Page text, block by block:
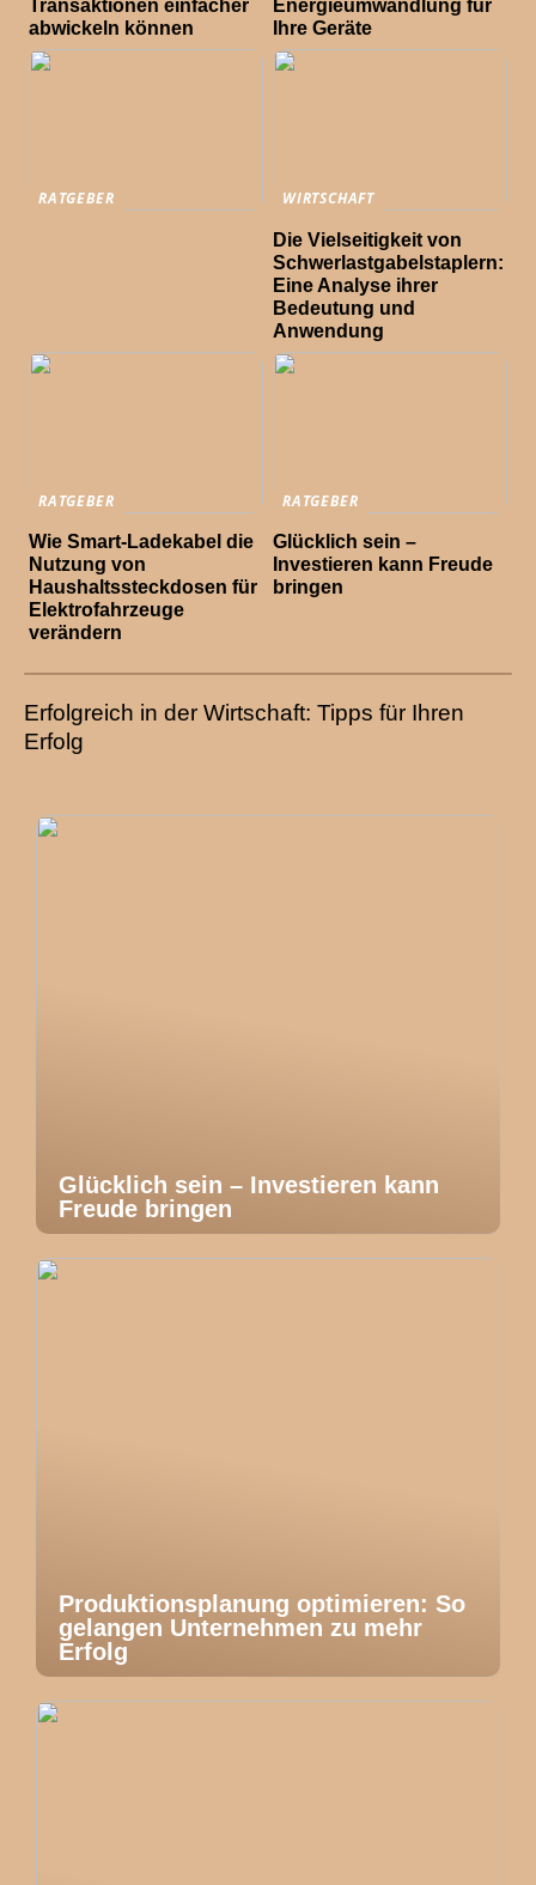
Transaktionen einfacher
abwickeln können
Energieumwandlung für
Ihre Geräte
RATGEBER WIRTSCHAFT
Die Vielseitigkeit von
Schwerlastgabelstaplern:
Eine Analyse ihrer
Bedeutung und
Anwendung
RATGEBER
Wie Smart-Ladekabel die
Nutzung von
Haushaltssteckdosen für
Elektrofahrzeuge
verändern
RATGEBER
Glücklich sein –
Investieren kann Freude
bringen
Erfolgreich in der Wirtschaft: Tipps für Ihren
Erfolg
Glücklich sein – Investieren kann
Freude bringen
Produktionsplanung optimieren: So
gelangen Unternehmen zu mehr
Erfolg